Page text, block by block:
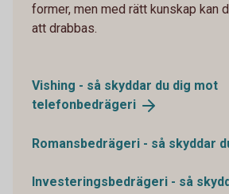
former, men med rätt kunskap kan
att drabbas.
Vishing - så skyddar du dig mot
telefonbedrägeri
Romansbedrägeri - så skyddar
Investeringsbedrägeri - så